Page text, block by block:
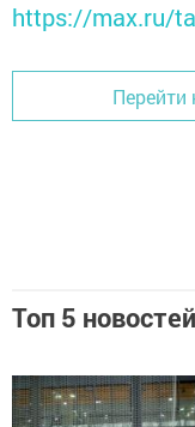
https://max.ru/
Перейти
Топ 5 новостей